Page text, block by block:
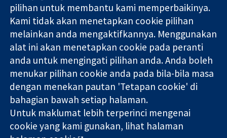
dipercayai.
keputusan
termaklum
Kesihatan yang
lebih baik
W1G 0AN
United Kingdom
akhbar
Perihal Kami
Pekerjaan
Cochrane
Library
Kolaborasi Cochrane ialah sebuah badan amal (no. 1045921) dan
sebuah syarikat terhad oleh jaminan (no. 03044323) yang
berdaftar di England & Wales. Nombor pendaftaran VAT GB 718
2127 49.
pilihan untuk membantu kami memperbaikinya.
Kami tidak akan menetapkan cookie pilihan
melainkan anda mengaktifkannya. Menggunakan
alat ini akan menetapkan cookie pada peranti
anda untuk mengingati pilihan anda. Anda boleh
menukar pilihan cookie anda pada bila-bila masa
dengan menekan pautan 'Tetapan cookie' di
bahagian bawah setiap halaman.
Untuk maklumat lebih terperinci mengenai
cookie yang kami gunakan, lihat halaman